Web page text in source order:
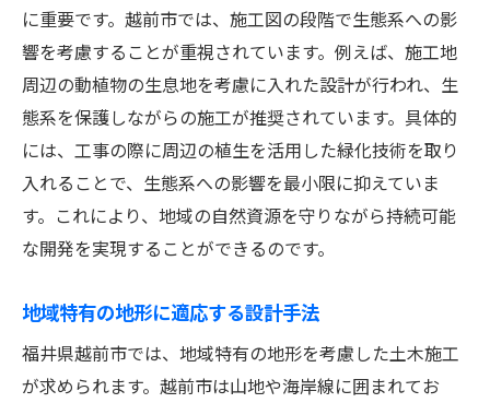
越前市で進化する土木施工図の挑戦と展望
施工現場での新技術の適応
地域社会との協力によるプロジェクト展開
施工図における革新的アプローチ
越前市の持続可能な発展を目指して
新しい施工管理方法の導入
ら学ぶ
コミュニティのニーズを反映した施工図
地域住民の生活向上に貢献するインフラ
に重要です。越前市では、施工図の段階で生態系への影
響を考慮することが重視されています。例えば、施工地
周辺の動植物の生息地を考慮に入れた設計が行われ、生
態系を保護しながらの施工が推奨されています。具体的
には、工事の際に周辺の植生を活用した緑化技術を取り
入れることで、生態系への影響を最小限に抑えていま
す。これにより、地域の自然資源を守りながら持続可能
な開発を実現することができるのです。
地域特有の地形に適応する設計手法
福井県越前市では、地域特有の地形を考慮した土木施工
が求められます。越前市は山地や海岸線に囲まれてお